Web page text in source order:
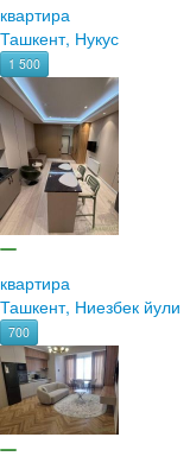
квартира
Ташкент, Нукус
1 500
квартира
Ташкент, Ниезбек йули
700